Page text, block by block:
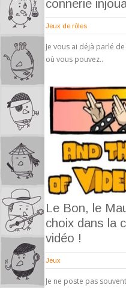
connerie
Jeux de rôles
Je vous ai déjà parlé
où vous pouvez..
Le Bon, le
choix dans la
vidéo !
Jeux
Je ne poste pas